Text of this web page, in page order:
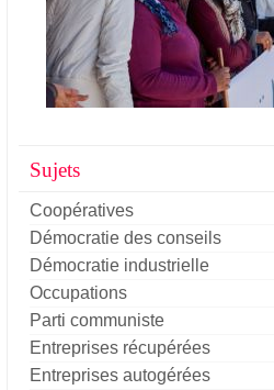
Sujets
Coopératives
Démocratie des conseils
Démocratie industrielle
Occupations
Parti communiste
Entreprises récupérées
Entreprises autogérées